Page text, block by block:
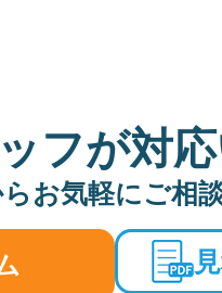
フが対
お気軽にご相